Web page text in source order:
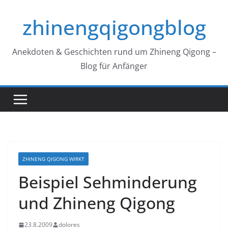
springenzhinengqigongblog
Anekdoten & Geschichten rund um Zhineng Qigong –
Blog für Anfänger
ZHINENG QIGONG WIRKT
Beispiel Sehminderung
und Zhineng Qigong
23.8.2009 dolores